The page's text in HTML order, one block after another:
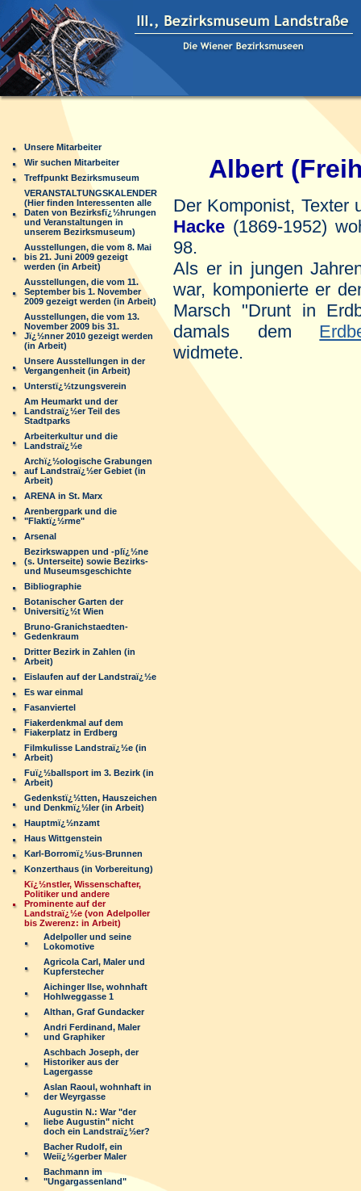
Unsere Mitarbeiter
Wir suchen Mitarbeiter
Treffpunkt Bezirksmuseum
VERANSTALTUNGSKALENDER
(Hier finden Interessenten alle
Daten von Bezirksfï¿½hrungen
und Veranstaltungen in
unserem Bezirksmuseum)
Ausstellungen, die vom 8. Mai
bis 21. Juni 2009 gezeigt
werden (in Arbeit)
Ausstellungen, die vom 11.
September bis 1. November
2009 gezeigt werden (in Arbeit)
Ausstellungen, die vom 13.
November 2009 bis 31.
Jï¿½nner 2010 gezeigt werden
(in Arbeit)
Unsere Ausstellungen in der
Vergangenheit (in Arbeit)
Unterstï¿½tzungsverein
Am Heumarkt und der
Landstraï¿½er Teil des
Stadtparks
Arbeiterkultur und die
Landstraï¿½e
Archï¿½ologische Grabungen
auf Landstraï¿½er Gebiet (in
Arbeit)
ARENA in St. Marx
Arenbergpark und die
"Flaktï¿½rme"
Arsenal
Bezirkswappen und -plï¿½ne
(s. Unterseite) sowie Bezirks-
und Museumsgeschichte
Bibliographie
Botanischer Garten der
Universitï¿½t Wien
Bruno-Granichstaedten-
Gedenkraum
Dritter Bezirk in Zahlen (in
Arbeit)
Eislaufen auf der Landstraï¿½e
Es war einmal
Fasanviertel
Fiakerdenkmal auf dem
Fiakerplatz in Erdberg
Filmkulisse Landstraï¿½e (in
Arbeit)
Fuï¿½ballsport im 3. Bezirk (in
Arbeit)
Gedenkstï¿½tten, Hauszeichen
und Denkmï¿½ler (in Arbeit)
Hauptmï¿½nzamt
Haus Wittgenstein
Karl-Borromï¿½us-Brunnen
Konzerthaus (in Vorbereitung)
Kï¿½nstler, Wissenschafter,
Politiker und andere
Prominente auf der
Landstraï¿½e (von Adelpoller
bis Zwerenz: in Arbeit)
Adelpoller und seine
Lokomotive
Agricola Carl, Maler und
Kupferstecher
Aichinger Ilse, wohnhaft
Hohlweggasse 1
Althan, Graf Gundacker
Andri Ferdinand, Maler
und Graphiker
Aschbach Joseph, der
Historiker aus der
Lagergasse
Aslan Raoul, wohnhaft in
der Weyrgasse
Augustin N.: War "der
liebe Augustin" nicht
doch ein Landstraï¿½er?
Bacher Rudolf, ein
Weiï¿½gerber Maler
Bachmann im
"Ungargassenland"
Albert
Der Komponist, Texter
Hacke (1869-1952)
98.
Als er in jungen
war, komponierte er
Marsch "Drunt in
damals dem
widmete.